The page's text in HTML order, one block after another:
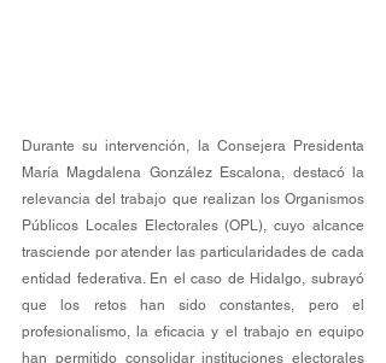
Durante su intervención, la Consejera Presidenta
María Magdalena González Escalona, destacó la
relevancia del trabajo que realizan los Organismos
Públicos Locales Electorales (OPL), cuyo alcance
trasciende por atender las particularidades de cada
entidad federativa. En el caso de Hidalgo, subrayó
que los retos han sido constantes, pero el
profesionalismo, la eficacia y el trabajo en equipo
han permitido consolidar instituciones electorales